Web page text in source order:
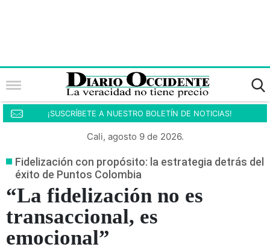
¡SUSCRÍBETE A NUESTRO BOLETÍN DE NOTICIAS!
Cali, agosto 9 de 2026.
Fidelización con propósito: la estrategia detrás del
éxito de Puntos Colombia
“La fidelización no es
transaccional, es
emocional”